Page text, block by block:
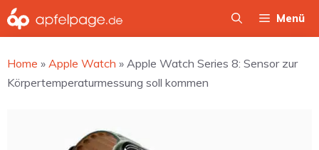
Zum
Inhalt
Menü
Home » Apple Watch » Apple Watch Series 8: Sensor zur
Körpertemperaturmessung soll kommen